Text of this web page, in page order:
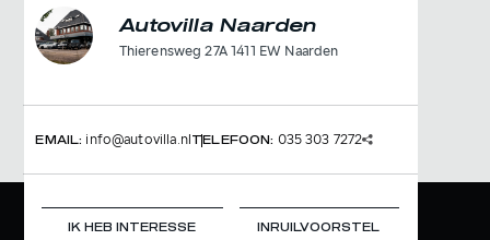
Autovilla Naarden
Thierensweg 27A 1411 EW Naarden
EMAIL: info@autovilla.nl TELEFOON: 035 303 7272
IK HEB INTERESSE INRUILVOORSTEL